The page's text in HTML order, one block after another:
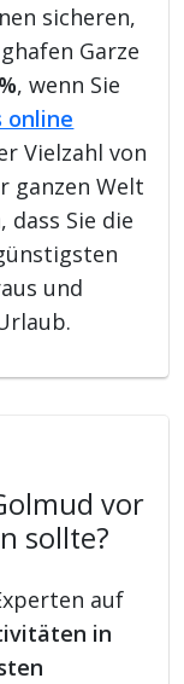
sicheren,
Garze
, wenn Sie
online
Vielzahl von
ganzen Welt
dass Sie die
und
vor
sollte?
auf
in